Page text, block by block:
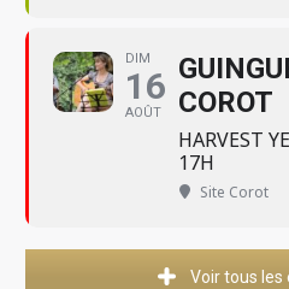
DIM
16
AOÛT
COROT
HARVEST
17H
Site Corot
Voir tous